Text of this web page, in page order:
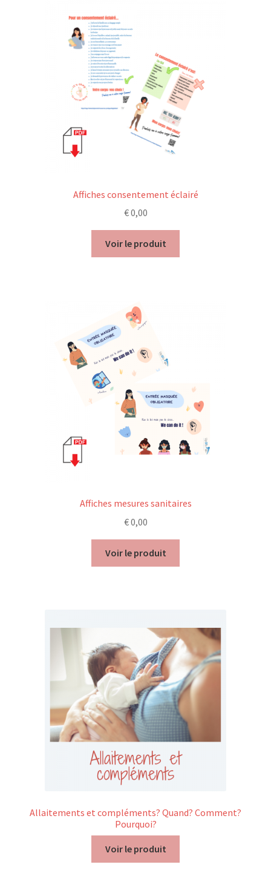
Affiches consentement éclairé
€0,00
Voir le produit
Affiches mesures sanitaires
€0,00
Voir le produit
Allaitements et compléments? Quand? Comment?
Pourquoi?
Voir le produit